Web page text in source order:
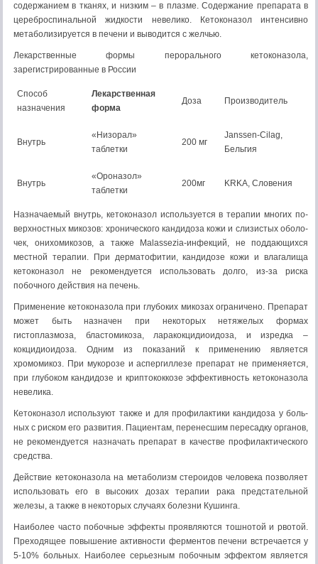
содержанием в тканях, и низким – в плазме. Содержание препарата в
цереброспинальной жидкости невелико. Кетоконазол интен­сивно
метаболизируется в печени и выводится с желчью.
Лекарственные формы перорального кетоконазола,
зарегистрированные в России
Способ
назначения
Лекарственная
форма
Доза Производитель
Внутрь
«Низорал»
таблетки
200 мг
Janssen-Cilag,
Бельгия
Внутрь
«Ороназол»
таблетки
200мг KRKA, Словения
Назначаемый внутрь, кетоконазол используется в терапии многих по­
верхностных микозов: хронического кандидоза кожи и слизистых оболо­
чек, онихомикозов, а также Malassezia-инфекций, не поддающихся
мест­ной терапии. При дерматофитии, кандидозе кожи и влагалища
кетокона­зол не рекомендуется использовать долго, из-за риска
побочного действия на печень.
Применение кетоконазола при глубоких микозах ограничено. Препа­рат
может быть назначен при некоторых нетяжелых формах
гистоплазмоза, бластомикоза, ларакокцидиоидоза, и изредка –
кокцидиоидоза. Одним из показаний к применению является
хромомикоз. При мукорозе и аспергиллезе препарат не применяется,
при глубоком кандидозе и криптококкозе эффективность кетоконазола
невелика.
Кетоконазол используют также и для профилактики кандидоза у боль­
ных с риском его развития. Пациентам, перенесшим пересадку органов,
не рекомендуется назначать препарат в качестве профилактического
сред­ства.
Действие кетоконазола на метаболизм стероидов человека позволяет
использовать его в высоких дозах терапии рака предстательной
железы, а также в некоторых случаях болезни Кушинга.
Наиболее часто побочные эффекты проявляются тошнотой и рвотой.
Преходящее повышение активности ферментов печени встречается у
5-10% больных. Наиболее серьезным побочным эффектом является